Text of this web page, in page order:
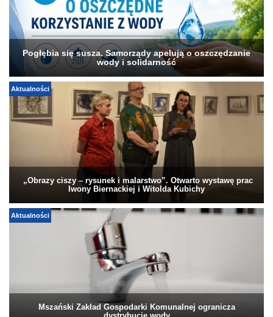
Pogłębia się susza. Samorządy apelują o oszczędzanie
wody i solidarność
Aktualności
„Obrazy ciszy – rysunek i malarstwo”. Otwarto wystawę prac
Iwony Biernackiej i Witolda Kubichy
Aktualności
Mszański Zakład Gospodarki Komunalnej ogranicza